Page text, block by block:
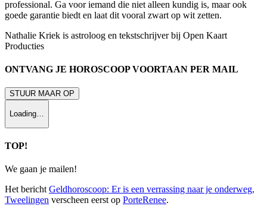
professional. Ga voor iemand die niet alleen kundig is, maar ook
goede garantie biedt en laat dit vooral zwart op wit zetten.
Nathalie Kriek is astroloog en tekstschrijver bij Open Kaart
Producties
ONTVANG JE HOROSCOOP VOORTAAN PER MAIL
STUUR MAAR OP
Loading…
TOP!
We gaan je mailen!
Het bericht Geldhoroscoop: Er is een verrassing naar je onderweg,
Tweelingen verscheen eerst op PorteRenee.